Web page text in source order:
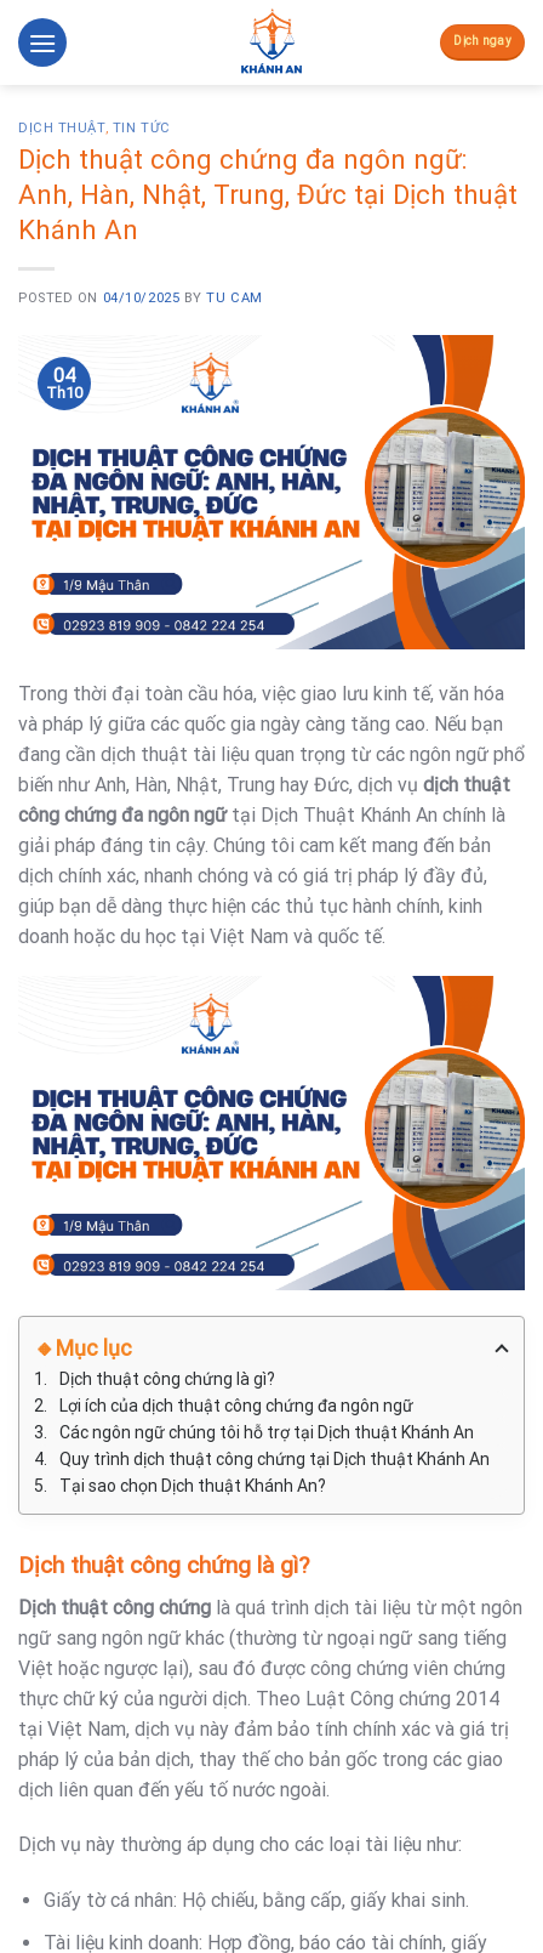
Skip
to
Dịch ngay
DỊCH THUẬT, TIN TỨC
Dịch thuật công chứng đa ngôn ngữ:
Anh, Hàn, Nhật, Trung, Đức tại Dịch thuật
Khánh An
POSTED ON 04/10/2025 BYTU CAM
04
Th10
Trong thời đại toàn cầu hóa, việc giao lưu kinh tế, văn hóa
và pháp lý giữa các quốc gia ngày càng tăng cao. Nếu bạn
đang cần dịch thuật tài liệu quan trọng từ các ngôn ngữ phổ
biến như Anh, Hàn, Nhật, Trung hay Đức, dịch vụ dịch thuật
công chứng đa ngôn ngữtại Dịch Thuật Khánh An chính là
giải pháp đáng tin cậy. Chúng tôi cam kết mang đến bản
dịch chính xác, nhanh chóng và có giá trị pháp lý đầy đủ,
giúp bạn dễ dàng thực hiện các thủ tục hành chính, kinh
doanh hoặc du học tại Việt Nam và quốc tế.
🔸Mục lục
Dịch thuật công chứng là gì?
Lợi ích của dịch thuật công chứng đa ngôn ngữ
Các ngôn ngữ chúng tôi hỗ trợ tại Dịch thuật Khánh An
Quy trình dịch thuật công chứng tại Dịch thuật Khánh An
Tại sao chọn Dịch thuật Khánh An?
Dịch thuật công chứng là gì?
Dịch thuật công chứng là quá trình dịch tài liệu từ một ngôn
ngữ sang ngôn ngữ khác (thường từ ngoại ngữ sang tiếng
Việt hoặc ngược lại), sau đó được công chứng viên chứng
thực chữ ký của người dịch. Theo Luật Công chứng 2014
tại Việt Nam, dịch vụ này đảm bảo tính chính xác và giá trị
pháp lý của bản dịch, thay thế cho bản gốc trong các giao
dịch liên quan đến yếu tố nước ngoài.
Dịch vụ này thường áp dụng cho các loại tài liệu như:
Giấy tờ cá nhân: Hộ chiếu, bằng cấp, giấy khai sinh.
Tài liệu kinh doanh: Hợp đồng, báo cáo tài chính, giấy